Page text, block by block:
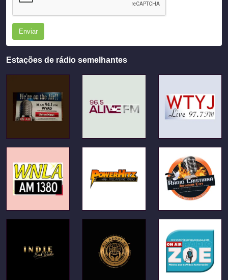
Enviar
Estações de rádio semelhantes